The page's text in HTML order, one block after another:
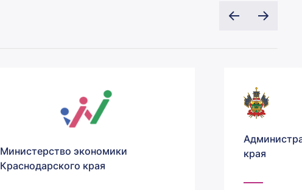
Министерство экономики
Краснодарского края
края